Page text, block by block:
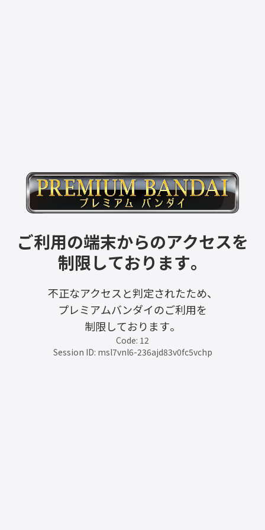
ご利用の端末からのアクセスを
制限しております。
不正なアクセスと判定されたため、
プレミアムバンダイのご利用を
制限しております。
Code: 12
Session ID: msl7vnl6-236ajd83v0fc5vchp